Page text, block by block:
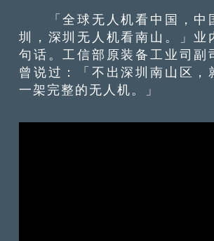
「全球无人机看中国，中
圳，深圳无人机看南山。」业
句话。工信部原装备工业司副
曾说过：「不出深圳南山区，
一架完整的无人机。」